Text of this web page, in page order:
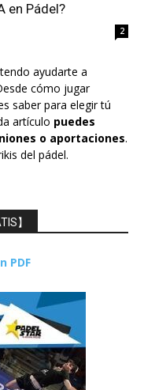
en Pádel?
2
ayudarte a
cómo jugar
saber para elegir tú
artículo puedes
o aportaciones.
del pádel.
】
PDF